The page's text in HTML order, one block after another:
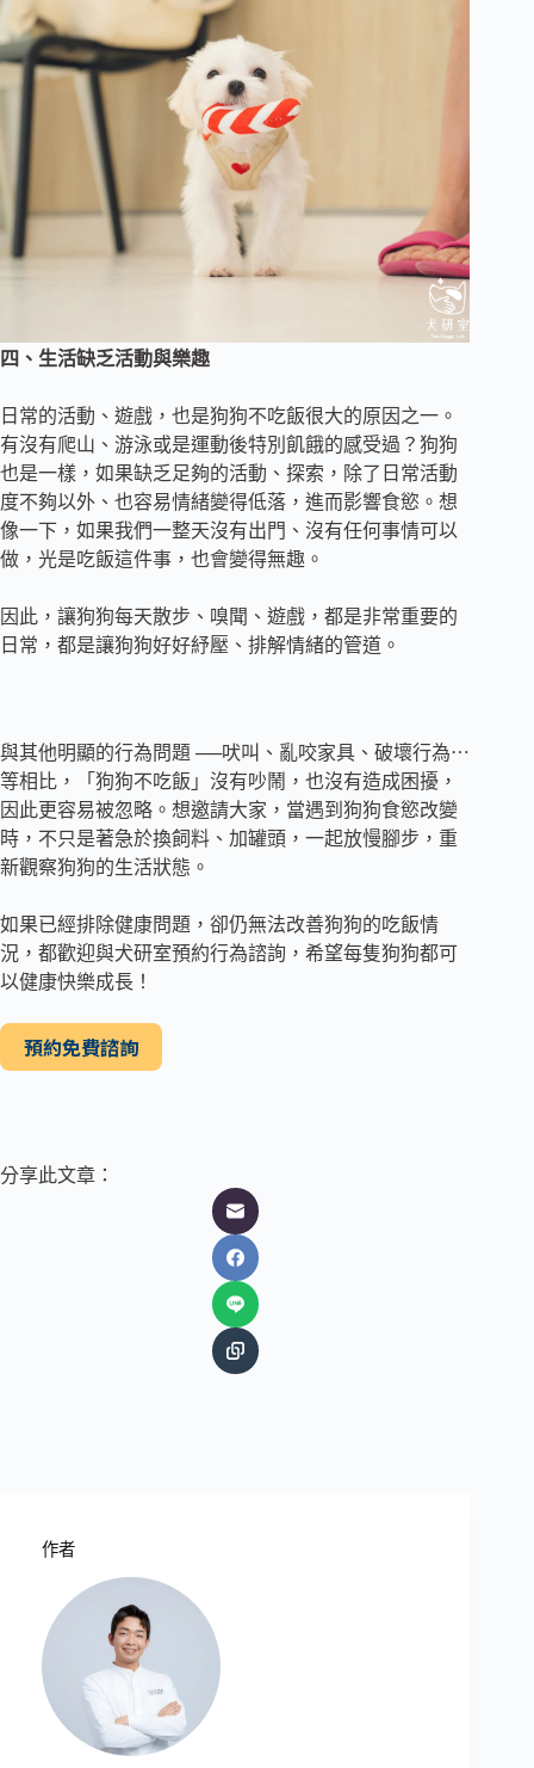
四、生活缺乏活動與樂趣
日常的活動、遊戲，也是狗狗不吃飯很大的原因之一。
有沒有爬山、游泳或是運動後特別飢餓的感受過？狗狗
也是一樣，如果缺乏足夠的活動、探索，除了日常活動
度不夠以外、也容易情緒變得低落，進而影響食慾。想
像一下，如果我們一整天沒有出門、沒有任何事情可以
做，光是吃飯這件事，也會變得無趣。
因此，讓狗狗每天散步、嗅聞、遊戲，都是非常重要的
日常，都是讓狗狗好好紓壓、排解情緒的管道。
與其他明顯的行為問題 ──吠叫、亂咬家具、破壞行為⋯
等相比，「狗狗不吃飯」沒有吵鬧，也沒有造成困擾，
因此更容易被忽略。想邀請大家，當遇到狗狗食慾改變
時，不只是著急於換飼料、加罐頭，一起放慢腳步，重
新觀察狗狗的生活狀態。
如果已經排除健康問題，卻仍無法改善狗狗的吃飯情
況，都歡迎與犬研室預約行為諮詢，希望每隻狗狗都可
以健康快樂成長！
預約免費諮詢
分享此文章：
作者